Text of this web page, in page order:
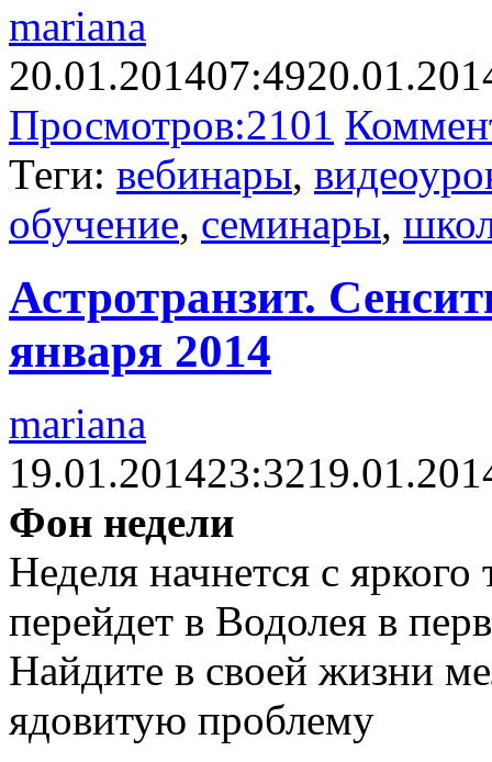
mariana
20.01.201407:49
Просмотров:2101
Теги: вебинары,
обучение, семинары,
Астротранзит.
января 2014
mariana
19.01.201423:32
Фон недели
Неделя начнется с
перейдет в Водолея в
Найдите в своей жизни
ядовитую проблему